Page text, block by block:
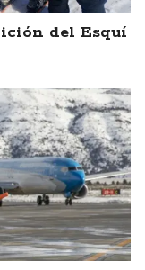
del Esquí